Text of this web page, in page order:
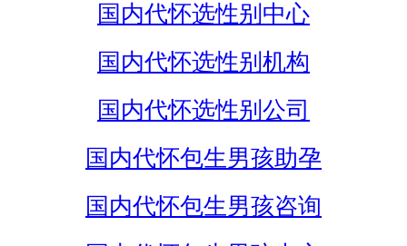
国内代怀选性别中心
国内代怀选性别机构
国内代怀选性别公司
国内代怀包生男孩助孕
国内代怀包生男孩咨询